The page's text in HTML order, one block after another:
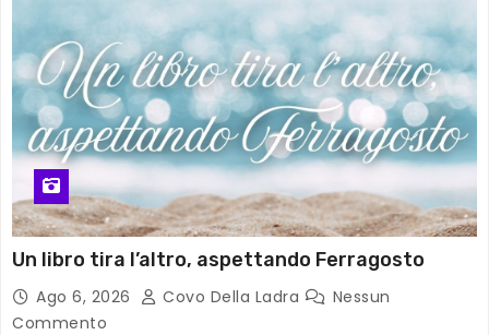
Un libro tira l’altro, aspettando Ferragosto
Ago 6, 2026 Covo Della Ladra
Nessun
Commento